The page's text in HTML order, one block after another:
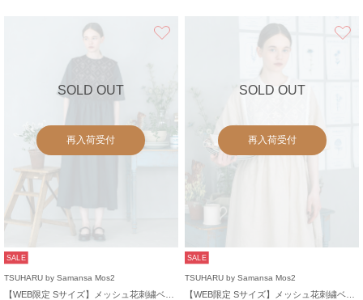
SOLD OUT
再入荷受付
SALE
TSUHARU by Samansa Mos2
SOLD OUT
再入荷受付
SALE
TSUHARU by Samansa Mos2